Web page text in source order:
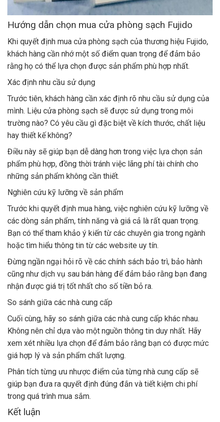
Hướng dẫn chọn mua cửa phòng sạch Fujido
Khi quyết định mua cửa phòng sạch của thương hiệu Fujido,
khách hàng cần nhớ một số điểm quan trọng để đảm bảo
rằng họ có thể lựa chọn được sản phẩm phù hợp nhất.
Xác định nhu cầu sử dụng
Trước tiên, khách hàng cần xác định rõ nhu cầu sử dụng của
mình. Liệu cửa phòng sạch sẽ được sử dụng trong môi
trường nào? Có yêu cầu gì đặc biệt về kích thước, chất liệu
hay thiết kế không?
Điều này sẽ giúp bạn dễ dàng hơn trong việc lựa chọn sản
phẩm phù hợp, đồng thời tránh việc lãng phí tài chính cho
những sản phẩm không cần thiết.
Nghiên cứu kỹ lưỡng về sản phẩm
Trước khi quyết định mua hàng, việc nghiên cứu kỹ lưỡng về
các dòng sản phẩm, tính năng và giá cả là rất quan trọng.
Bạn có thể tham khảo ý kiến từ các chuyên gia trong ngành
hoặc tìm hiểu thông tin từ các website uy tín.
Đừng ngần ngại hỏi rõ về các chính sách bảo trì, bảo hành
cũng như dịch vụ sau bán hàng để đảm bảo rằng bạn đang
nhận được giá trị tốt nhất cho số tiền bỏ ra.
So sánh giữa các nhà cung cấp
Cuối cùng, hãy so sánh giữa các nhà cung cấp khác nhau.
Không nên chỉ dựa vào một nguồn thông tin duy nhất. Hãy
xem xét nhiều lựa chọn để đảm bảo rằng bạn có được mức
giá hợp lý và sản phẩm chất lượng.
Phân tích từng ưu nhược điểm của từng nhà cung cấp sẽ
giúp bạn đưa ra quyết định đúng đắn và tiết kiệm chi phí
trong quá trình mua sắm.
Kết luận